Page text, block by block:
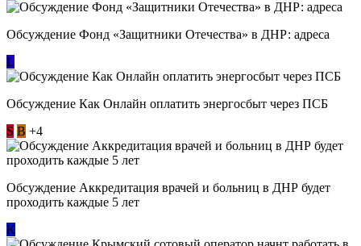
Обсуждение Фонд «Защитники Отечества» в ДНР: адреса
L
Обсуждение ​Как Онлайн оплатить энергосбыт через ПСБ
S В +4
Обсуждение Аккредитация врачей и больниц в ДНР будет
проходить каждые 5 лет
К